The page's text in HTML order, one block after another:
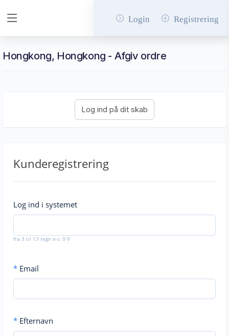
Login Registrering
Hongkong, Hongkong - Afgiv ordre
Kunderegistrering
Log ind i systemet
fra 3 til 13 tegn a-z, 0-9
* Email
* Efternavn